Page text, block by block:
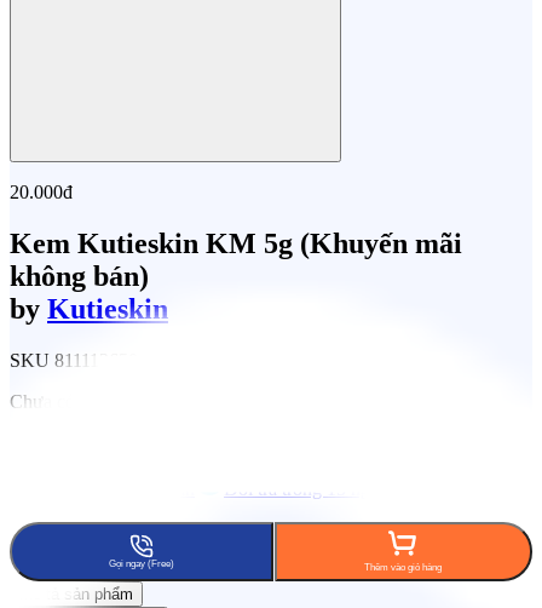
20.000đ
Kem Kutieskin KM 5g (Khuyến mãi
không bán)
by Kutieskin
SKU 811112650
Chưa có đánh giá
Đổi trả trong 15 ngày
Gọi ngay (Free) Thêm vào giỏ hàng
Mô tả sản phẩm